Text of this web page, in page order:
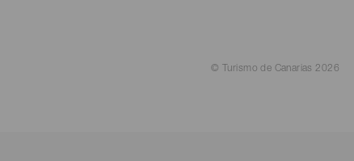
© Turismo de Canarias 2026